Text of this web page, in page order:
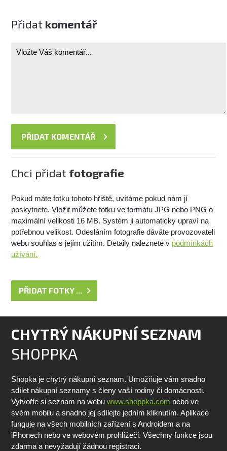
Přidat komentář
Chci přidat fotografie
Pokud máte fotku tohoto hřiště, uvítáme pokud nám jí
poskytnete. Vložit můžete fotku ve formátu JPG nebo PNG o
maximální velikosti 16 MB. Systém ji automaticky upraví na
potřebnou velikost. Odesláním fotografie dáváte provozovateli
webu souhlas s jejím užitím. Detaily naleznete v podmínkách
užívání.
PŘIDAT FOTKY ...
CHYTRÝ NÁKUPNÍ SEZNAM
SHOPPKA
Shopka je chytrý nákupní seznam. Umožňuje vám snadno
sdílet nákupní seznamy s členy vaší rodiny či domácnosti.
Vytvořte si seznam na webuwww.shoppka.com nebo ve
svém mobilu a snadno jej sdílejte jedním kliknutím. Aplikace
funguje na všech mobilních zařízení s Androidem a na
iPhonech nebo ve webovém prohlížeči. Všechny funkce jsou
zdarma a nevyžadují žádnou registraci.